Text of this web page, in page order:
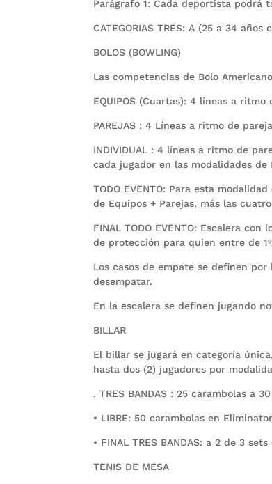
Parágrafo 1: Cada deportista podrá
CATEGORIAS TRES: A (25 a 34
BOLOS (BOWLING)
Las competencias de Bolo
EQUIPOS (Cuartas): 4 líneas a ritmo
PAREJAS : 4 Líneas a ritmo de
INDIVIDUAL : 4 líneas a ritmo de
cada jugador en las modalidades de
TODO EVENTO: Para esta
de Equipos + Parejas, más las
FINAL TODO EVENTO: Escalera
de protección para quien entre de
Los casos de empate se definen
desempatar.
En la escalera se definen jugando
BILLAR
El billar se jugará en categoría
hasta dos (2) jugadores por
. TRES BANDAS : 25 carambolas a
• LIBRE: 50 carambolas en
• FINAL TRES BANDAS: a 2 de 3
TENIS DE MESA